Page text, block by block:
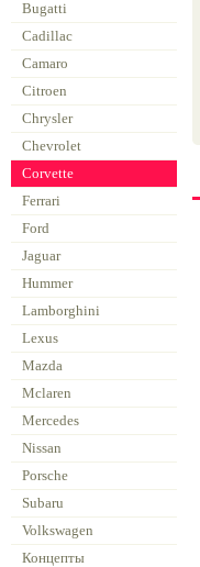
Bugatti
Cadillac
Camaro
Citroen
Chrysler
Chevrolet
Corvette
Ferrari
Ford
Jaguar
Hummer
Lamborghini
Lexus
Mazda
Mclaren
Mercedes
Nissan
Porsche
Subaru
Volkswagen
Концепты